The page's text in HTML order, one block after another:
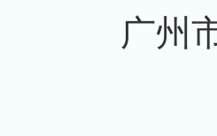
广州市